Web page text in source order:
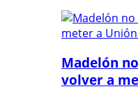
Madelón
volver a